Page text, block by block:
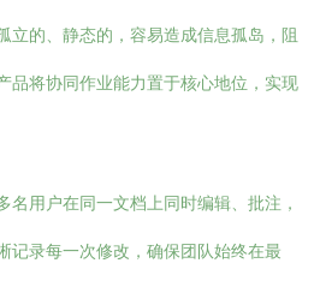
立的、静态的，容易造成信息孤岛，阻
品将协同作业能力置于核心地位，实现
名用户在同一文档上同时编辑、批注，
记录每一次修改，确保团队始终在最